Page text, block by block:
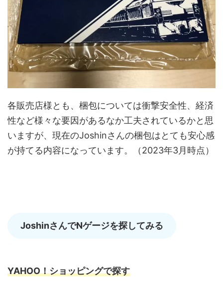
各販売店様とも、梱包については衝撃安全性、経済
性など様々な要因があるなか工夫されているかと思
いますが、現在のJoshinさんの梱包はとても安心感
が持てる内容になっています。（2023年3月時点）
JoshinさんでNゲージを探してみる
YAHOO！ショッピングで探す